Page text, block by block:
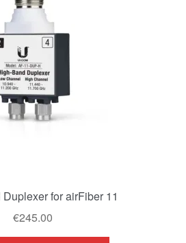
for airFiber 11
€245.00